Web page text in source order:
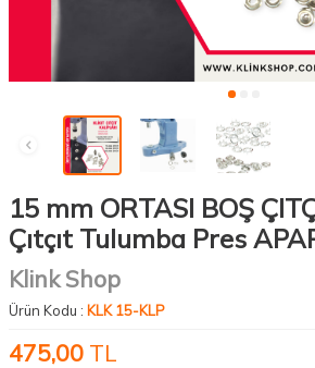
15 mm ORTASI BOŞ
Çıtçıt Tulumba Pres
Klink Shop
Ürün Kodu : KLK 15-KLP
475,00 TL